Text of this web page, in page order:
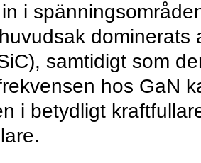
i
dominerats
samtidigt som
hos GaN
i betydligt